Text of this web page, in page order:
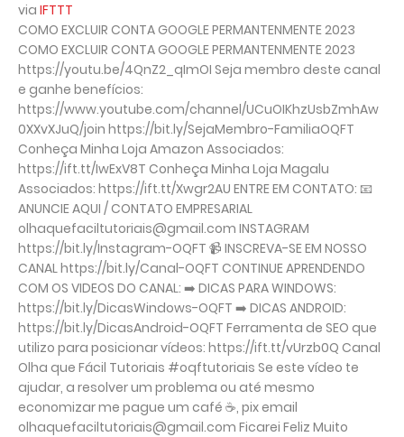
via IFTTT
COMO EXCLUIR CONTA GOOGLE PERMANTENMENTE 2023
COMO EXCLUIR CONTA GOOGLE PERMANTENMENTE 2023
https://youtu.be/4QnZ2_qImOI Seja membro deste canal
e ganhe benefícios:
https://www.youtube.com/channel/UCuOIKhzUsbZmhAw
0XXvXJuQ/join https://bit.ly/SejaMembro-FamiliaOQFT
Conheça Minha Loja Amazon Associados:
https://ift.tt/IwExV8T Conheça Minha Loja Magalu
Associados: https://ift.tt/Xwgr2AU ENTRE EM CONTATO: 📧
ANUNCIE AQUI / CONTATO EMPRESARIAL
olhaquefaciltutoriais@gmail.com INSTAGRAM
https://bit.ly/Instagram-OQFT 📹 INSCREVA-SE EM NOSSO
CANAL https://bit.ly/Canal-OQFT CONTINUE APRENDENDO
COM OS VIDEOS DO CANAL: ➡️ DICAS PARA WINDOWS:
https://bit.ly/DicasWindows-OQFT ➡️ DICAS ANDROID:
https://bit.ly/DicasAndroid-OQFT Ferramenta de SEO que
utilizo para posicionar vídeos: https://ift.tt/vUrzb0Q Canal
Olha que Fácil Tutoriais #oqftutoriais Se este vídeo te
ajudar, a resolver um problema ou até mesmo
economizar me pague um café ☕, pix email
olhaquefaciltutoriais@gmail.com Ficarei Feliz Muito